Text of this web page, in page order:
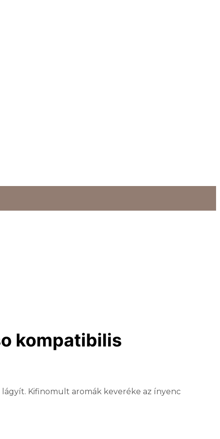
kompatibilis
Kifinomult aromák keveréke az ínyenc